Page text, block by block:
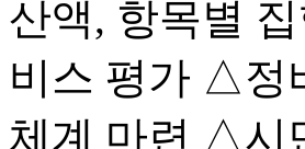
산액, 항목별
비스 평가 △정
체계 마련 △시